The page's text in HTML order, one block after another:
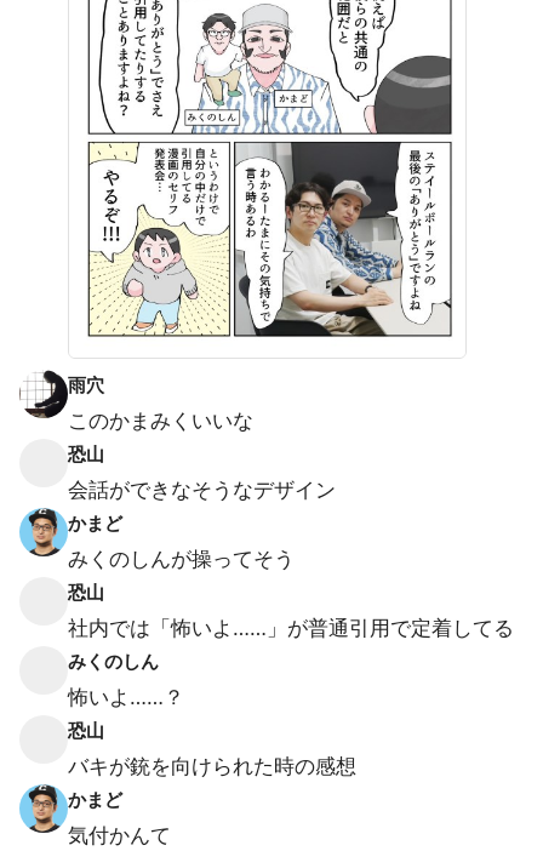
雨穴
このかまみくいいな
恐山
会話ができなそうなデザイン
かまど
みくのしんが操ってそう
恐山
社内では「怖いよ……」が普通引用で定着してる
みくのしん
怖いよ……？
恐山
バキが銃を向けられた時の感想
かまど
気付かんて